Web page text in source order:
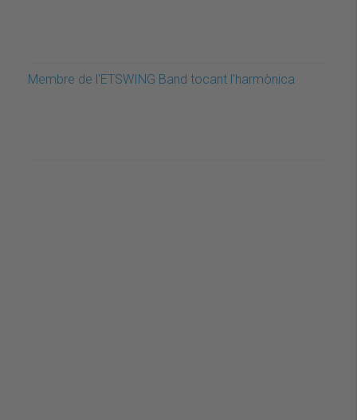
Membre de l'ETSWING Band tocant l'harmònica